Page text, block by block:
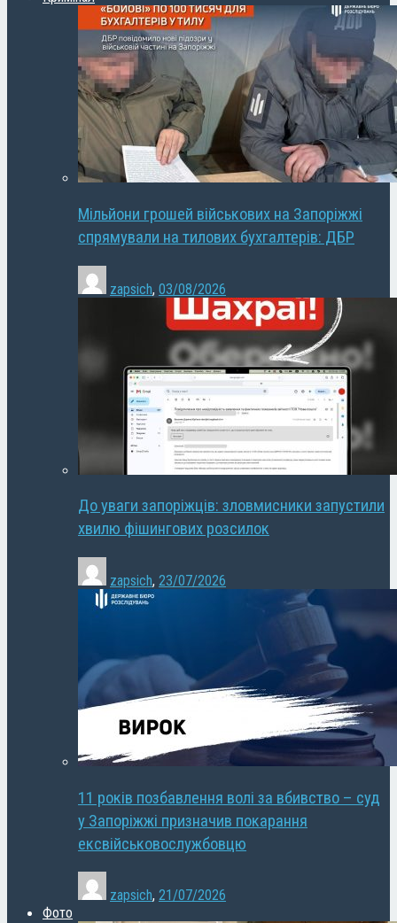
Мільйони грошей військових на Запоріжжі
спрямували на тилових бухгалтерів: ДБР
zapsich, 03/08/2026
До уваги запоріжців: зловмисники запустили
хвилю фішингових розсилок
zapsich, 23/07/2026
11 років позбавлення волі за вбивство – суд
у Запоріжжі призначив покарання
ексвійськовослужбовцю
zapsich, 21/07/2026
Фото